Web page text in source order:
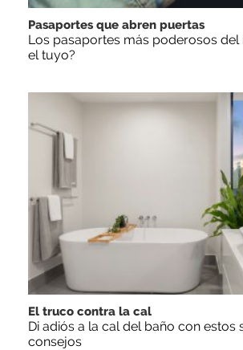
Pasaportes que abren puertas
Los pasaportes más poderosos del
el tuyo?
El truco contra la cal
Di adiós a la cal del baño con estos
consejos